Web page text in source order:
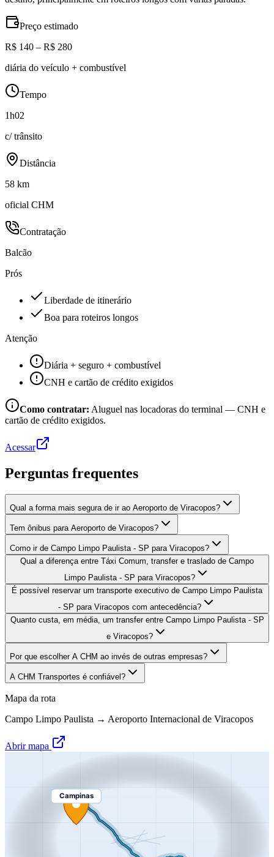
Preço estimado
R$ 140 – R$ 280
diária do veículo + combustível
Tempo
1h02
c/ trânsito
Distância
58 km
oficial CHM
Contratação
Balcão
Prós
Liberdade de itinerário
Boa para roteiros longos
Atenção
Diária + seguro + combustível
CNH e cartão de crédito exigidos
Como contratar: Aluguel nas locadoras do terminal — CNH e
cartão de crédito exigidos.
Acessar
Perguntas frequentes
Qual a forma mais segura de ir ao Aeroporto de Viracopos?
Tem ônibus para Aeroporto de Viracopos?
Como ir de Campo Limpo Paulista - SP para Viracopos?
Qual a diferença entre Táxi Comum, transfer e traslado de Campo
Limpo Paulista - SP para Viracopos?
É possível reservar um transporte executivo de Campo Limpo Paulista
- SP para Viracopos com antecedência?
Quanto custa, em média, um transfer entre Campo Limpo Paulista - SP
e Viracopos?
Por que escolher A CHM ao invés de outras empresas?
A CHM Transportes é confiável?
Mapa da rota
Campo Limpo Paulista → Aeroporto Internacional de Viracopos
Abrir mapa
Campinas